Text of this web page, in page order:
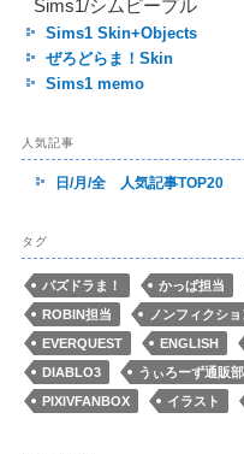
Sims1/シムピープル
Sims1 Skin+Objects
ぜろどらま！Skin
Sims1 memo
人気記事
日/月/全 人気記事TOP20
タグ
パズドラま！ かっぱ担当
ROBIN担当
ノンフィクショ
EVERQUEST
ENGLISH
DIABLO3
うぃろーず通販部
PIXIVFANBOX
イラスト